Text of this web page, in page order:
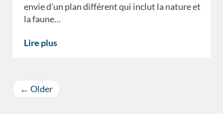
envie d’un plan différent qui inclut la nature et
la faune…
Lire plus
← Older